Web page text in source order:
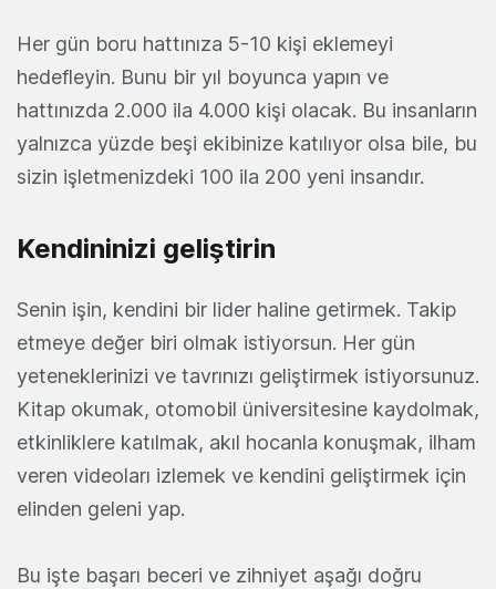
Her gün boru hattınıza 5-10 kişi eklemeyi
hedefleyin. Bunu bir yıl boyunca yapın ve
hattınızda 2.000 ila 4.000 kişi olacak. Bu insanların
yalnızca yüzde beşi ekibinize katılıyor olsa bile, bu
sizin işletmenizdeki 100 ila 200 yeni insandır.
Kendininizi geliştirin
Senin işin, kendini bir lider haline getirmek. Takip
etmeye değer biri olmak istiyorsun. Her gün
yeteneklerinizi ve tavrınızı geliştirmek istiyorsunuz.
Kitap okumak, otomobil üniversitesine kaydolmak,
etkinliklere katılmak, akıl hocanla konuşmak, ilham
veren videoları izlemek ve kendini geliştirmek için
elinden geleni yap.
Bu işte başarı beceri ve zihniyet aşağı doğru